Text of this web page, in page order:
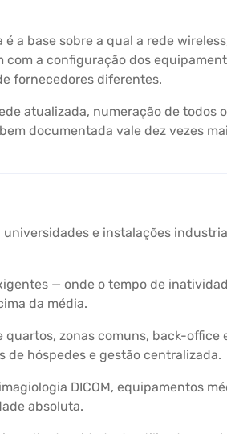
a base sobre a qual a rede
com a configuração dos
fornecedores diferentes.
atualizada, numeração de todos
documentada vale dez vezes
e instalações
— onde o tempo de
da média.
zonas comuns, back-office
hóspedes e gestão centralizada.
DICOM, equipamentos
absoluta.